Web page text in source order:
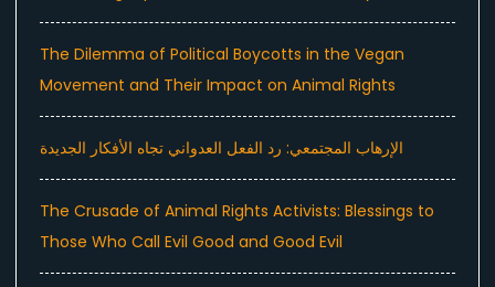
The Dilemma of Political Boycotts in the Vegan
Movement and Their Impact on Animal Rights
الإرهاب المجتمعي: رد الفعل العدواني تجاه الأفكار الجديدة
The Crusade of Animal Rights Activists: Blessings to
Those Who Call Evil Good and Good Evil